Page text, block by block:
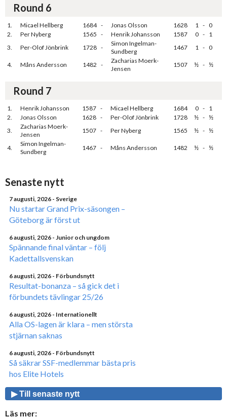
Round 6
1. Micael Hellberg 1684 - Jonas Olsson 1628 1 - 0
2.
Per Nyberg 1565 - Henrik Johansson 1587 0 - 1
3.
Per-Olof Jönbrink 1728 -
Simon Ingelman-
Sundberg
1467 1 - 0
4. Måns Andersson 1482 -
Zacharias Moerk-
Jensen
1507 ½ - ½
Round 7
1. Henrik Johansson 1587 - Micael Hellberg 1684 0 - 1
2.
Jonas Olsson 1628 - Per-Olof Jönbrink 1728 ½ - ½
3.
Zacharias Moerk-
Jensen
1507 - Per Nyberg 1565 ½ - ½
4.
Simon Ingelman-
Sundberg
1467 - Måns Andersson 1482 ½ - ½
Senaste nytt
7 augusti, 2026 - Sverige
Nu startar Grand Prix-säsongen –
Göteborg är först ut
6 augusti, 2026 - Junior och ungdom
Spännande final väntar – följ
Kadettallsvenskan
6 augusti, 2026 - Förbundsnytt
Resultat-bonanza – så gick det i
förbundets tävlingar 25/26
6 augusti, 2026 - Internationellt
Alla OS-lagen är klara – men största
stjärnan saknas
6 augusti, 2026 - Förbundsnytt
Så säkrar SSF-medlemmar bästa pris
hos Elite Hotels
▶ Till senaste nytt
Läs mer: